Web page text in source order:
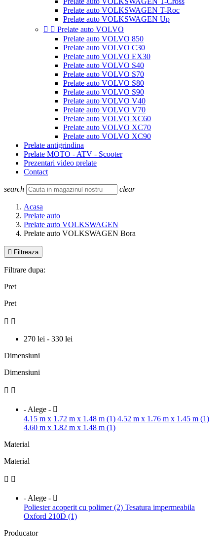
Prelate auto VOLKSWAGEN T-Roc
Prelate auto VOLKSWAGEN Up
  Prelate auto VOLVO
Prelate auto VOLVO 850
Prelate auto VOLVO C30
Prelate auto VOLVO EX30
Prelate auto VOLVO S40
Prelate auto VOLVO S70
Prelate auto VOLVO S80
Prelate auto VOLVO S90
Prelate auto VOLVO V40
Prelate auto VOLVO V70
Prelate auto VOLVO XC60
Prelate auto VOLVO XC70
Prelate auto VOLVO XC90
Prelate antigrindina
Prelate MOTO - ATV - Scooter
Prezentari video prelate
Contact
search clear
Acasa
Prelate auto
Prelate auto VOLKSWAGEN
Prelate auto VOLKSWAGEN Bora
 Filtreaza
Filtrare dupa:
Pret
Pret
 
270 lei - 330 lei
Dimensiuni
Dimensiuni
 
- Alege - 
4.15 m x 1.72 m x 1.48 m (1) 4.52 m x 1.76 m x 1.45 m (1)
4.60 m x 1.82 m x 1.48 m (1)
Material
Material
 
- Alege - 
Poliester acoperit cu polimer (2) Tesatura impermeabila
Oxford 210D (1)
Producator